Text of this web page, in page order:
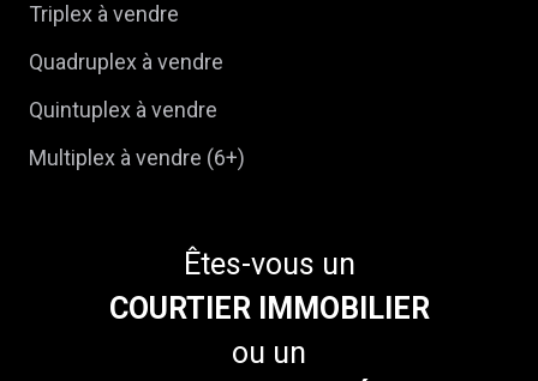
Triplex à vendre
Quadruplex à vendre
Quintuplex à vendre
Multiplex à vendre (6+)
Êtes-vous un
COURTIER IMMOBILIER
ou un